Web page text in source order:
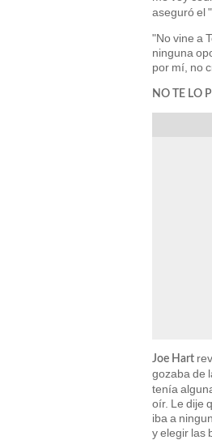
aseguró el
"No vine a
ninguna
por mí, no
NO TE LO
Joe Hart
gozaba de
tenía
oír. Le dije
iba a
y elegir las